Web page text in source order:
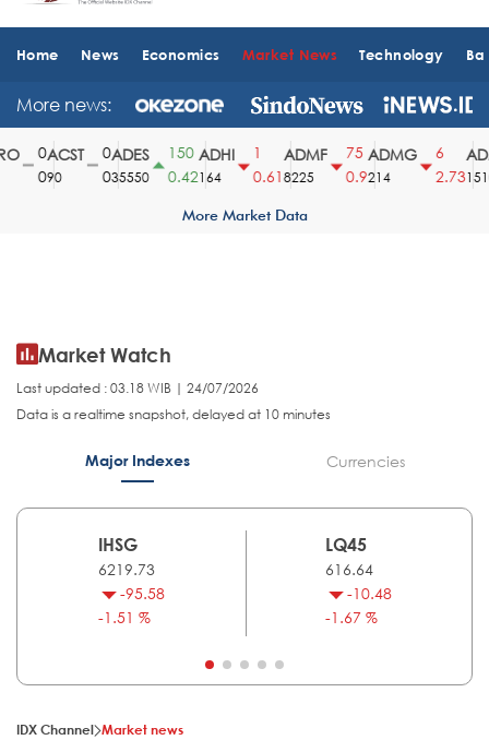
Home News Economics Market News Technology
More news:
ACST
90
ADES
35550
150
0.42
ADHI
164
0.61
ADMF
8225
75
0.9
ADMG
214
2.731510
More Market Data
Market Watch
Last updated : 03.18 WIB | 24/07/2026
Data is a realtime snapshot, delayed at 10 minutes
Major Indexes Currencies
IHSG
6219.73
-95.58
-1.51 %
LQ45
616.64
-10.48
-1.67 %
IDX Channel Market news